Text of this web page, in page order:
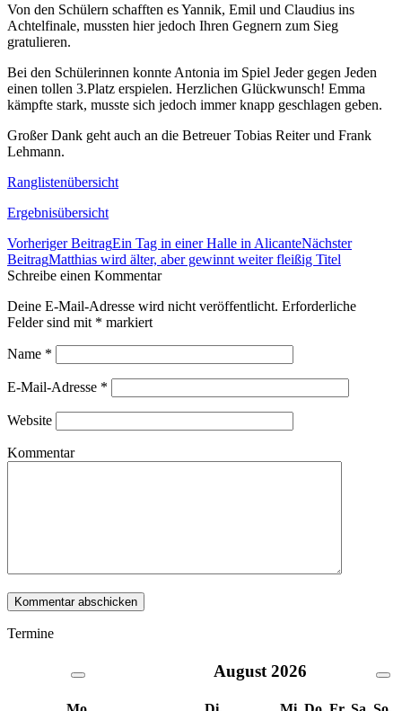
Von den Schülern schafften es Yannik, Emil und Claudius ins
Achtelfinale, mussten hier jedoch Ihren Gegnern zum Sieg
gratulieren.
Bei den Schülerinnen konnte Antonia im Spiel Jeder gegen Jeden
einen tollen 3.Platz erspielen. Herzlichen Glückwunsch! Emma
kämpfte stark, musste sich jedoch immer knapp geschlagen geben.
Großer Dank geht auch an die Betreuer Tobias Reiter und Frank
Lehmann.
Ranglistenübersicht
Ergebnisübersicht
Beitrags-
Navigation
Vorheriger BeitragEin Tag in einer Halle in AlicanteNächster
BeitragMatthias wird älter, aber gewinnt weiter fleißig Titel
Schreibe einen Kommentar
Deine E-Mail-Adresse wird nicht veröffentlicht. Erforderliche
Felder sind mit * markiert
Name *
E-Mail-Adresse *
Website
Kommentar
Termine
August 2026